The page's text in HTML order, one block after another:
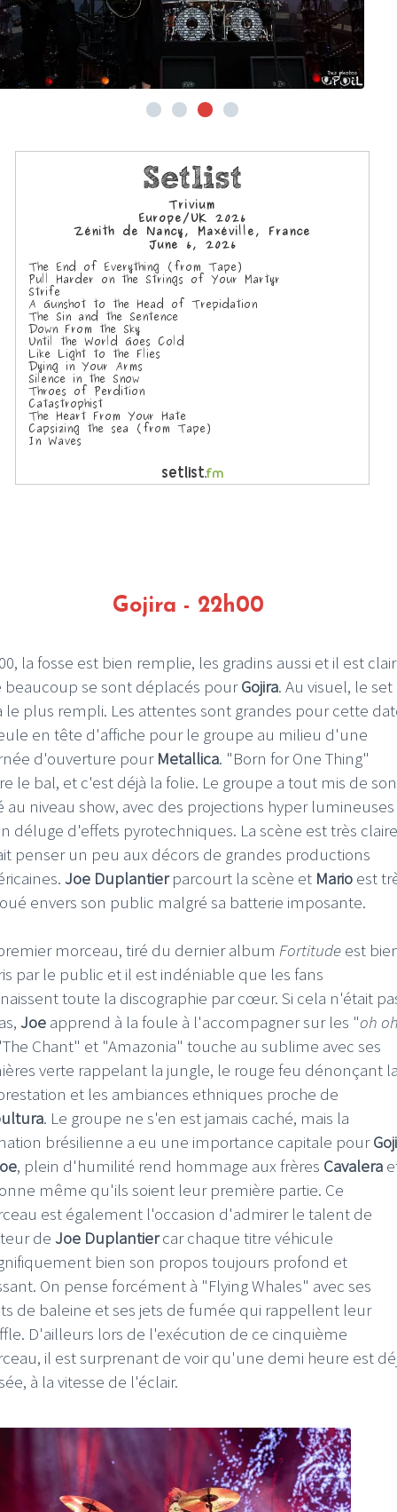
Gojira - 22h00
la fosse est bien remplie, les gradins aussi et il est clair
beaucoup se sont déplacés pourGojira. Au visuel, le set
le plus rempli. Les attentes sont grandes pour cette
en tête d'affiche pour le groupe au milieu d'une
d'ouverture pour Metallica. "Born for One Thing"
le bal, et c'est déjà la folie. Le groupe a tout mis de son
au niveau show, avec des projections hyper lumineuses
déluge d'effets pyrotechniques. La scène est très claire
penser un peu aux décors de grandes productions
Joe Duplantierparcourt la scène et Mario est
envers son public malgré sa batterie imposante.
morceau, tiré du dernier album Fortitude est
par le public et il est indéniable que les fans
toute la discographie par cœur. Si cela n'était
Joe apprend à la foule à l'accompagner sur les "oh
Chant" et "Amazonia" touche au sublime avec ses
verte rappelant la jungle, le rouge feu dénonçant
et les ambiances ethniques proche de
. Le groupe ne s'en est jamais caché, mais la
brésilienne a eu une importance capitale pour
, plein d'humilité rend hommage aux frères Cavalera
même qu'ils soient leur première partie. Ce
est également l'occasion d'admirer le talent de
de Joe Duplantiercar chaque titre véhicule
bien son propos toujours profond et
On pense forcément à "Flying Whales" avec ses
de baleine et ses jets de fumée qui rappellent leur
D'ailleurs lors de l'exécution de ce cinquième
il est surprenant de voir qu'une demi heure est
à la vitesse de l'éclair.